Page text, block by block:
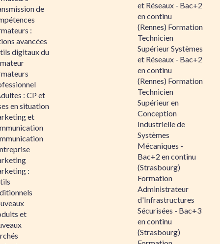
de
:
avancées
digitaux du
: CP et
en situation
et
:
et
et Réseaux - Bac+2
en continu
(Rennes) Formation
Technicien
Supérieur Systèmes
et Réseaux - Bac+2
en continu
(Rennes) Formation
Technicien
Supérieur en
Conception
Industrielle de
Systèmes
Mécaniques -
Bac+2 en continu
(Strasbourg)
Formation
Administrateur
d'Infrastructures
Sécurisées - Bac+3
en continu
(Strasbourg)